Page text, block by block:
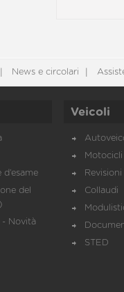
News e circolari
del
- Novità
Veicoli
Motocicli
Revisioni
Collaudi
STED